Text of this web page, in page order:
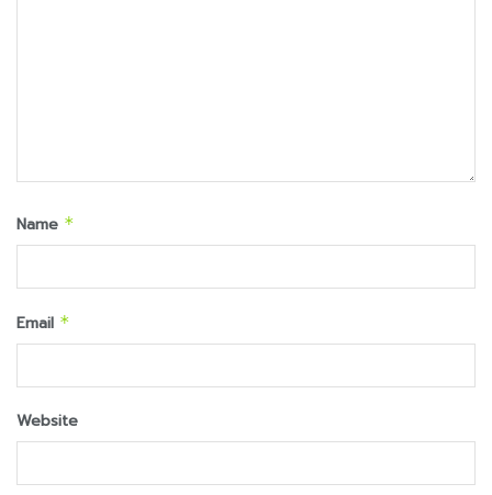
Name *
Email *
Website